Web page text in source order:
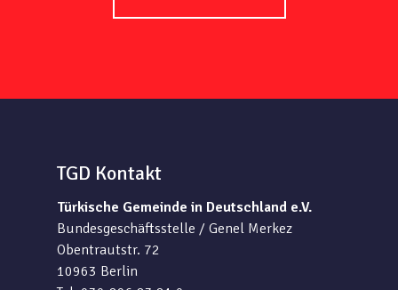
TGD Kontakt
Türkische Gemeinde in Deutschland e.V.
Bundesgeschäftsstelle / Genel Merkez
Obentrautstr. 72
10963 Berlin